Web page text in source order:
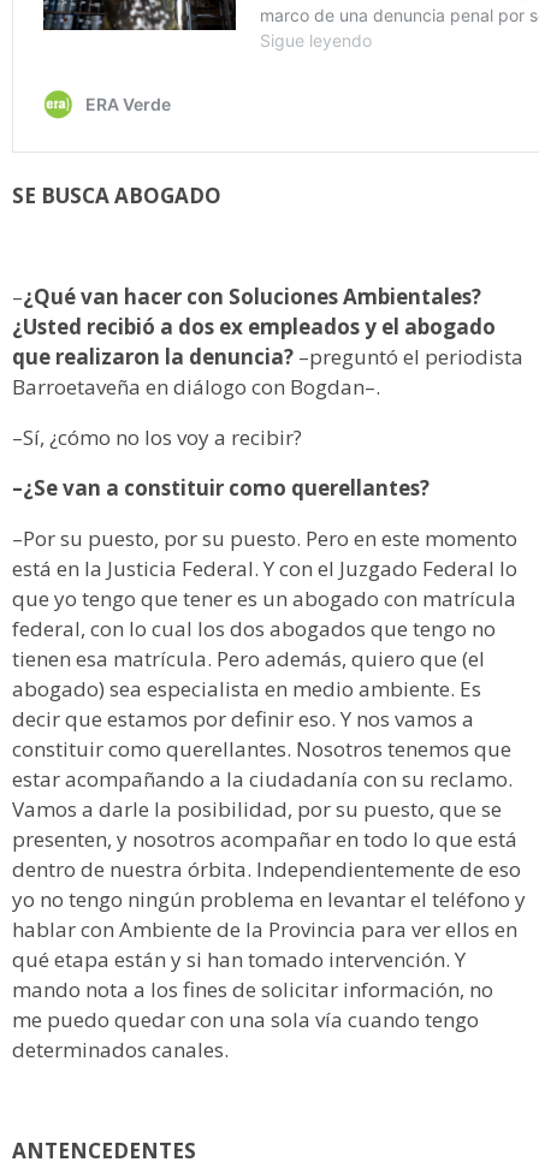
SE BUSCA ABOGADO
–¿Qué van hacer con Soluciones Ambientales?
¿Usted recibió a dos ex empleados y el abogado
que realizaron la denuncia? –preguntó el periodista
Barroetaveña en diálogo con Bogdan–.
–Sí, ¿cómo no los voy a recibir?
–¿Se van a constituir como querellantes?
–Por su puesto, por su puesto. Pero en este momento
está en la Justicia Federal. Y con el Juzgado Federal lo
que yo tengo que tener es un abogado con matrícula
federal, con lo cual los dos abogados que tengo no
tienen esa matrícula. Pero además, quiero que (el
abogado) sea especialista en medio ambiente. Es
decir que estamos por definir eso. Y nos vamos a
constituir como querellantes. Nosotros tenemos que
estar acompañando a la ciudadanía con su reclamo.
Vamos a darle la posibilidad, por su puesto, que se
presenten, y nosotros acompañar en todo lo que está
dentro de nuestra órbita. Independientemente de eso
yo no tengo ningún problema en levantar el teléfono y
hablar con Ambiente de la Provincia para ver ellos en
qué etapa están y si han tomado intervención. Y
mando nota a los fines de solicitar información, no
me puedo quedar con una sola vía cuando tengo
determinados canales.
ANTENCEDENTES